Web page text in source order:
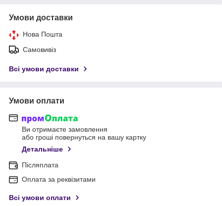
Умови доставки
Нова Пошта
Самовивіз
Всі умови доставки
Умови оплати
Ви отримаєте замовлення
або гроші повернуться на вашу картку
Детальніше
Післяплата
Оплата за реквізитами
Всі умови оплати